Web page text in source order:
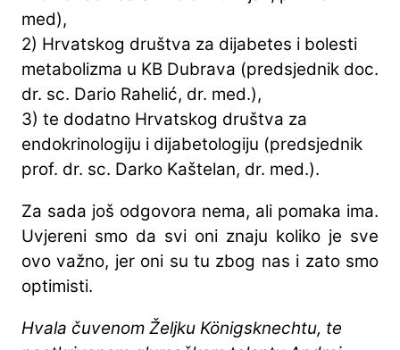
med),
2) Hrvatskog društva za dijabetes i bolesti
metabolizma u KB Dubrava (predsjednik doc.
dr. sc. Dario Rahelić, dr. med.),
3) te dodatno Hrvatskog društva za
endokrinologiju i dijabetologiju (predsjednik
prof. dr. sc. Darko Kaštelan, dr. med.).
Za sada još odgovora nema, ali pomaka ima.
Uvjereni smo da svi oni znaju koliko je sve
ovo važno, jer oni su tu zbog nas i zato smo
optimisti.
Hvala čuvenom Željku Königsknechtu, te